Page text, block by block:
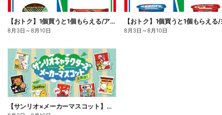
【おトク】1個買うと1個もらえる/アイス
8月3日 ～8月10日 8月3日 ～8月10日
【サンリオ×メーカーマスコット】オリジナルグッズ貰える!